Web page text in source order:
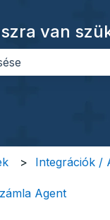
van
Integrációk /
Agent